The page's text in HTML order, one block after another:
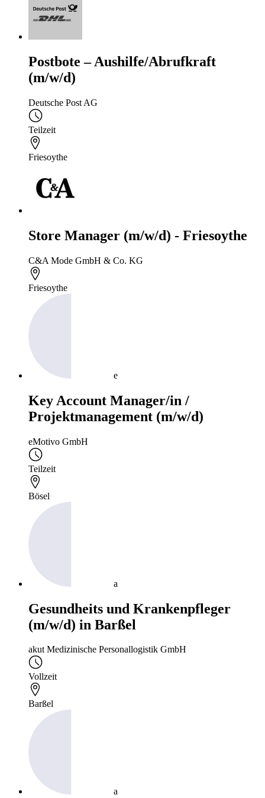
Postbote – Aushilfe/Abrufkraft
(m/w/d)
Deutsche Post AG
Teilzeit
Friesoythe
Store Manager (m/w/d) - Friesoythe
C&A Mode GmbH & Co. KG
Friesoythe
e
Key Account Manager/in /
Projektmanagement (m/w/d)
eMotivo GmbH
Teilzeit
Bösel
a
Gesundheits und Krankenpfleger
(m/w/d) in Barßel
akut Medizinische Personallogistik GmbH
Vollzeit
Barßel
a